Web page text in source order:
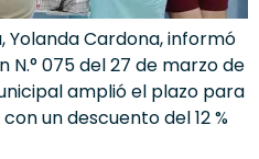
Yolanda Cardona, informó
075 del 27 de marzo de
amplió el plazo para
un descuento del 12 %